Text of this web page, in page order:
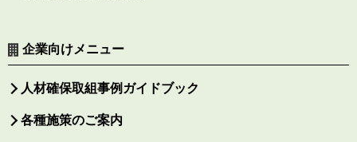
企業向けメニュー
人材確保取組事例ガイドブック
各種施策のご案内